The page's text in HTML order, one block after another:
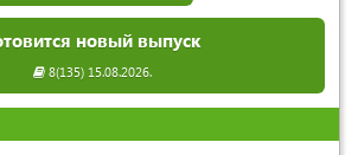
новый выпуск
8(135) 15.08.2026.